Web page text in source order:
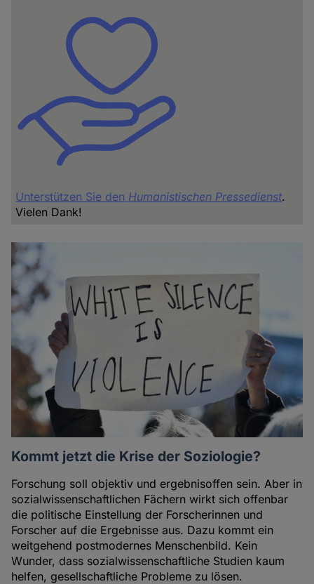
Unterstützen Sie den Humanistischen Pressedienst.
Vielen Dank!
Kommt jetzt die Krise der Soziologie?
Forschung soll objektiv und ergebnisoffen sein. Aber in
sozialwissenschaftlichen Fächern wirkt sich offenbar
die politische Einstellung der Forscherinnen und
Forscher auf die Ergebnisse aus. Dazu kommt ein
weitgehend postmodernes Menschenbild. Kein
Wunder, dass sozialwissenschaftliche Studien kaum
helfen, gesellschaftliche Probleme zu lösen.